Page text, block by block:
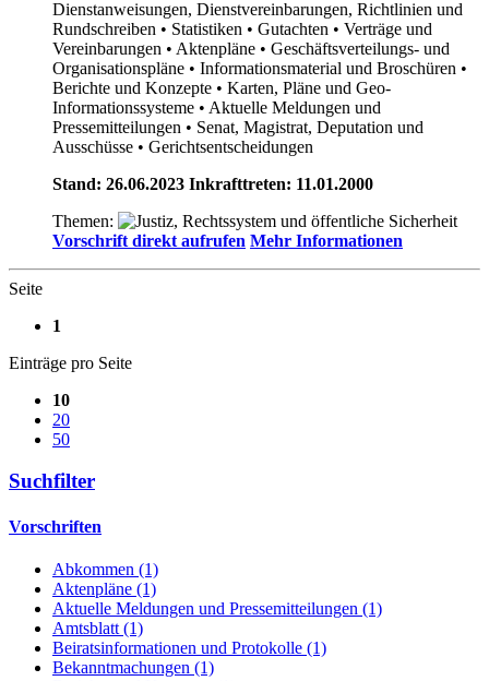
Dienstanweisungen, Dienstvereinbarungen, Richtlinien und
Rundschreiben • Statistiken • Gutachten • Verträge und
Vereinbarungen • Aktenpläne • Geschäftsverteilungs- und
Organisationspläne • Informationsmaterial und Broschüren •
Berichte und Konzepte • Karten, Pläne und Geo-
Informationssysteme • Aktuelle Meldungen und
Pressemitteilungen • Senat, Magistrat, Deputation und
Ausschüsse • Gerichtsentscheidungen
Stand: 26.06.2023 Inkrafttreten: 11.01.2000
Themen:
Vorschrift direkt aufrufen Mehr Informationen
Seite
1
Einträge pro Seite
10
20
50
Suchfilter
Vorschriften
Abkommen (1)
Aktenpläne (1)
Aktuelle Meldungen und Pressemitteilungen (1)
Amtsblatt (1)
Beiratsinformationen und Protokolle (1)
Bekanntmachungen (1)